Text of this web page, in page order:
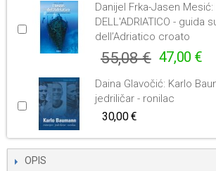
Danijel Frka-Jasen Mesić:
DELL'ADRIATICO - guida
dell’Adriatico croato
55,08 € 47,00 €
Daina Glavočić: Karlo
jedriličar - ronilac
30,00 €
OPIS